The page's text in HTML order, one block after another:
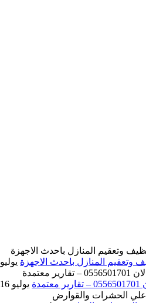
يوليو 16, 2025
يوليو 16, 2025